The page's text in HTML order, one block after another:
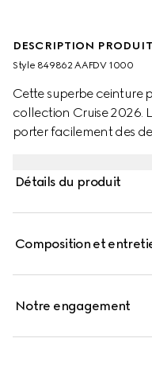
DESCRIPTION PRODUIT
Style ‎849862 AAFDV 1000
Cette superbe ceinture
collection Cruise 2026.
porter facilement des
Détails du produit
Composition et
Notre engagement